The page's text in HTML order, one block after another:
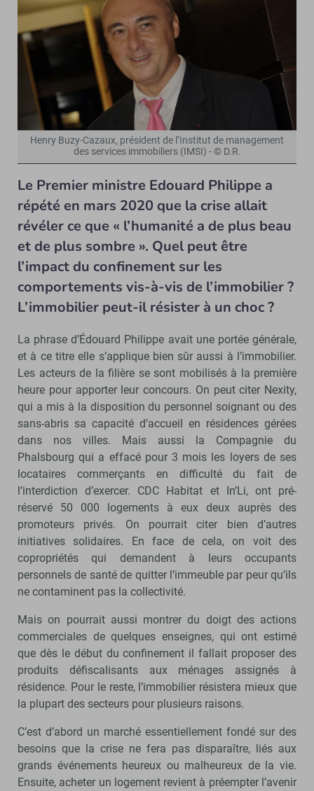
Henry Buzy-Cazaux, président de l’Institut de management
des services immobiliers (IMSI) - © D.R.
Le Premier ministre Edouard Philippe a
répété en mars 2020 que la crise allait
révéler ce que « l’humanité a de plus beau
et de plus sombre ». Quel peut être
l’impact du confinement sur les
comportements vis-à-vis de l’immobilier ?
L’immobilier peut-il résister à un choc ?
La phrase d’Édouard Philippe avait une portée générale,
et à ce titre elle s’applique bien sûr aussi à l’immobilier.
Les acteurs de la filière se sont mobilisés à la première
heure pour apporter leur concours. On peut citer Nexity,
qui a mis à la disposition du personnel soignant ou des
sans-abris sa capacité d’accueil en résidences gérées
dans nos villes. Mais aussi la Compagnie du
Phalsbourg qui a effacé pour 3 mois les loyers de ses
locataires commerçants en difficulté du fait de
l’interdiction d’exercer. CDC Habitat et In’Li, ont pré-
réservé 50 000 logements à eux deux auprès des
promoteurs privés. On pourrait citer bien d’autres
initiatives solidaires. En face de cela, on voit des
copropriétés qui demandent à leurs occupants
personnels de santé de quitter l’immeuble par peur qu’ils
ne contaminent pas la collectivité.
Mais on pourrait aussi montrer du doigt des actions
commerciales de quelques enseignes, qui ont estimé
que dès le début du confinement il fallait proposer des
produits défiscalisants aux ménages assignés à
résidence. Pour le reste, l’immobilier résistera mieux que
la plupart des secteurs pour plusieurs raisons.
C’est d’abord un marché essentiellement fondé sur des
besoins que la crise ne fera pas disparaître, liés aux
grands événements heureux ou malheureux de la vie.
Ensuite, acheter un logement revient à préempter l’avenir